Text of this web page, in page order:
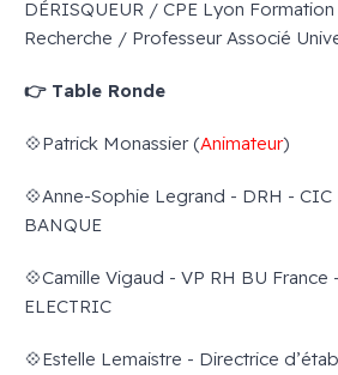
DÉRISQUEUR / CPE Lyon
Recherche / Professeur Associé
👉 Table Ronde
💠Patrick Monassier (Animateur)
💠Anne-Sophie Legrand - DRH - CIC
BANQUE
💠Camille Vigaud - VP RH BU France
ELECTRIC
💠Estelle Lemaistre - Directrice